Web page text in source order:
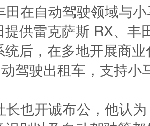
田在自动驾驶领域与
提供雷克萨斯 RX、
统后，在多地开展商
驾驶出租车，支持
长也开诚布公，他认